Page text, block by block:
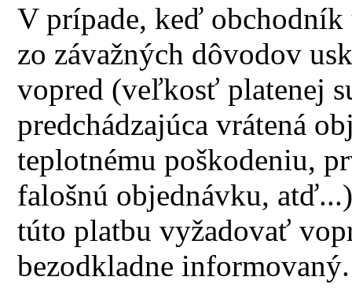
V prípade, keď obchodník
zo závažných dôvodov
vopred (veľkosť platenej
predchádzajúca vrátená
teplotnému poškodeniu,
falošnú objednávku,
túto platbu vyžadovať
bezodkladne informovaný.